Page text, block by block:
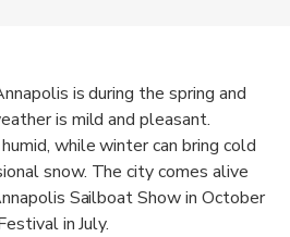
is during the spring and
is mild and pleasant.
while winter can bring cold
snow. The city comes alive
Sailboat Show in October
in July.